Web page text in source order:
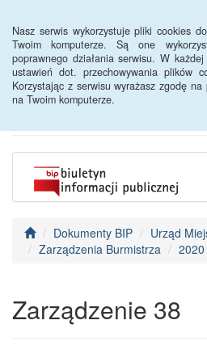
Nasz serwis wykorzystuje pliki cookies
Twoim komputerze. Są one
poprawnego działania serwisu. W
ustawień dot. przechowywania plików
Korzystając z serwisu wyrażasz zgodę
na Twoim komputerze.
BIP - Urząd
Wyśmierzyce
Dokumenty BIP
Urząd
Zarządzenia Burmistrza
2020
Zarządzenie 38